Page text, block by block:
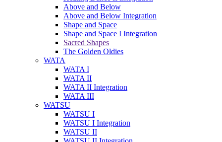
Above and Below
Above and Below Integration
Shape and Space
Shape and Space I Integration
Sacred Shapes
The Golden Oldies
WATA
WATA I
WATA II
WATA II Integration
WATA III
WATSU
WATSU I
WATSU I Integration
WATSU II